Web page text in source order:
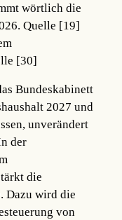
wörtlich die
Quelle [19]
[30]
Bundeskabinett
2027 und
unverändert
der
die
Dazu wird die
von